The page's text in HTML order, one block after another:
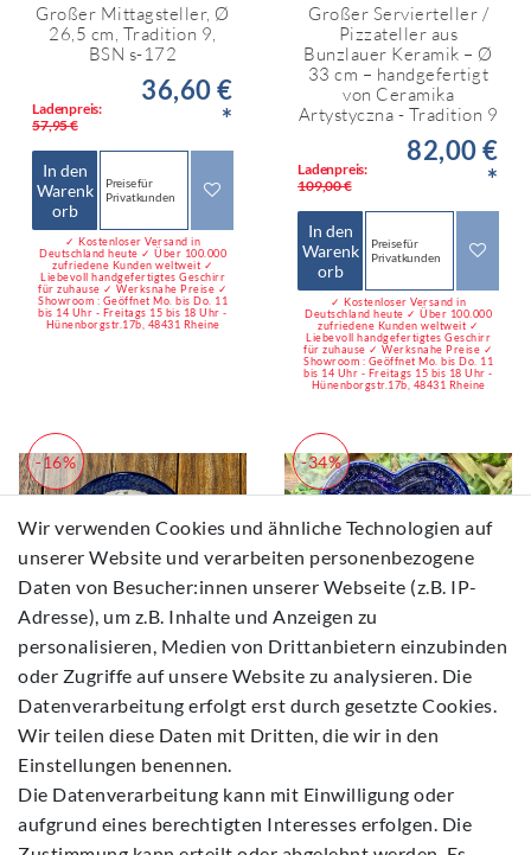
Großer Mittagsteller, Ø
26,5 cm, Tradition 9,
BSN s-172
Ladenpreis:
57,95 €
36,60 €
*
In den
Warenk
orb
Preise für
Privatkunden
✓ Kostenloser Versand in
Deutschland heute ✓ Über 100.000
zufriedene Kunden weltweit ✓
Liebevoll handgefertigtes Geschirr
für zuhause ✓ Werksnahe Preise ✓
Showroom : Geöffnet Mo. bis Do. 11
bis 14 Uhr - Freitags 15 bis 18 Uhr -
Hünenborgstr.17b, 48431 Rheine
Großer Servierteller /
Pizzateller aus
Bunzlauer Keramik – Ø
33 cm – handgefertigt
von Ceramika
Artystyczna - Tradition 9
Ladenpreis:
109,00 €
82,00 €
*
In den
Warenk
orb
Preise für
Privatkunden
✓ Kostenloser Versand in
Deutschland heute ✓ Über 100.000
zufriedene Kunden weltweit ✓
Liebevoll handgefertigtes Geschirr
für zuhause ✓ Werksnahe Preise ✓
Showroom : Geöffnet Mo. bis Do. 11
bis 14 Uhr - Freitags 15 bis 18 Uhr -
Hünenborgstr.17b, 48431 Rheine
-16%
Henkelschale, Ø 27 cm,
5,5 cm hoch, Tradition 9
- BSN 0428
Ladenpreis:
82,50 €
69,00 €
*
In den
Preise für
-34%
Herzbackform, 15,5 x
14 cm, Höhe ca. 4 cm,
Tradition 9, BSN 7316
43,00 €
28,50 €
In den
Preise für
Wir verwenden Cookies und ähnliche Technologien auf
unserer Website und verarbeiten personenbezogene
Daten von Besucher:innen unserer Webseite (z.B. IP-
Adresse), um z.B. Inhalte und Anzeigen zu
personalisieren, Medien von Drittanbietern einzubinden
oder Zugriffe auf unsere Website zu analysieren. Die
Datenverarbeitung erfolgt erst durch gesetzte Cookies.
Wir teilen diese Daten mit Dritten, die wir in den
Einstellungen benennen.
Die Datenverarbeitung kann mit Einwilligung oder
aufgrund eines berechtigten Interesses erfolgen. Die